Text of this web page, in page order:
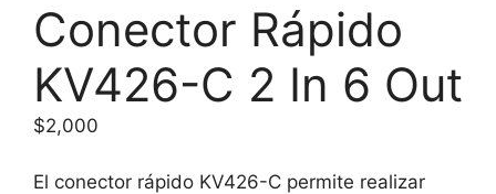
Conector Rápido
KV426-C 2 In 6 Out
$2,000
El conector rápido KV426-C permite realizar